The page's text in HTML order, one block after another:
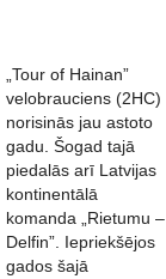
„Tour of Hainan”
velobrauciens (2HC)
norisinās jau astoto
gadu. Šogad tajā
piedalās arī Latvijas
kontinentālā
komanda „Rietumu –
Delfin”. Iepriekšējos
gados šajā